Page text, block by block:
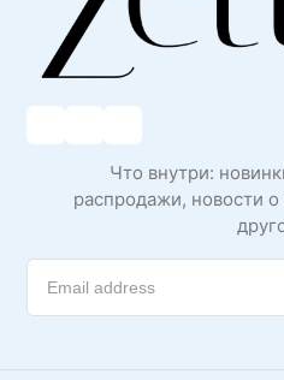
Что внутри:
распродажи, новости о